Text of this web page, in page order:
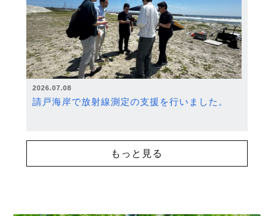
2026.07.08
請戸海岸で放射線測定の支援を行いました。
もっと見る